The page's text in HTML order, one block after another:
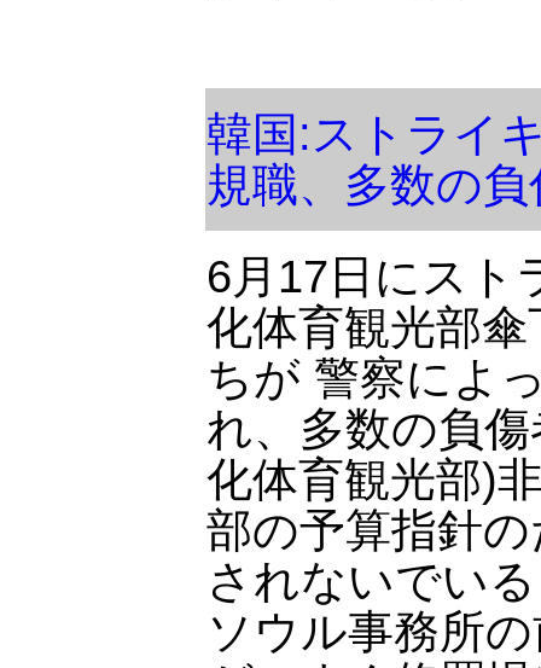
韓国:ストライ
規職、多数の
6月17日にスト
化体育観光部
ちが 警察によ
れ、多数の負
化体育観光部)
部の予算指針
されないでい
ソウル事務所